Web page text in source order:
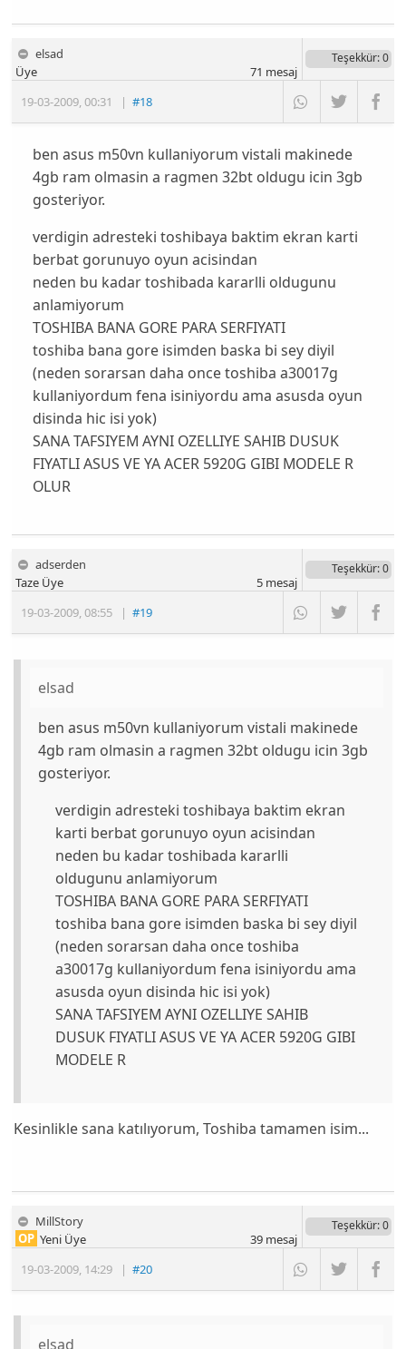
elsad
19-03-2009,00:31 |#18
Üye
Teşekkür: 0
71 mesaj
ben asus m50vn kullaniyorum vistali makinede
4gb ram olmasin a ragmen 32bt oldugu icin 3gb
gosteriyor.
verdigin adresteki toshibaya baktim ekran karti
berbat gorunuyo oyun acisindan
neden bu kadar toshibada kararlli oldugunu
anlamiyorum
TOSHIBA BANA GORE PARA SERFIYATI
toshiba bana gore isimden baska bi sey diyil
(neden sorarsan daha once toshiba a30017g
kullaniyordum fena isiniyordu ama asusda oyun
disinda hic isi yok)
SANA TAFSIYEM AYNI OZELLIYE SAHIB DUSUK
FIYATLI ASUS VE YA ACER 5920G GIBI MODELE R
OLUR
adserden
19-03-2009,08:55 |#19
Taze Üye
Teşekkür: 0
5mesaj
elsad
ben asus m50vn kullaniyorum vistali makinede
4gb ram olmasin a ragmen 32bt oldugu icin 3gb
gosteriyor.
verdigin adresteki toshibaya baktim ekran
karti berbat gorunuyo oyun acisindan
neden bu kadar toshibada kararlli
oldugunu anlamiyorum
TOSHIBA BANA GORE PARA SERFIYATI
toshiba bana gore isimden baska bi sey diyil
(neden sorarsan daha once toshiba
a30017g kullaniyordum fena isiniyordu ama
asusda oyun disinda hic isi yok)
SANA TAFSIYEM AYNI OZELLIYE SAHIB
DUSUK FIYATLI ASUS VE YA ACER 5920G GIBI
MODELE R
Kesinlikle sana katılıyorum, Toshiba tamamen isim...
MillStory
19-03-2009, 14:29 |#20
OP Yeni Üye
Teşekkür: 0
39mesaj
elsad